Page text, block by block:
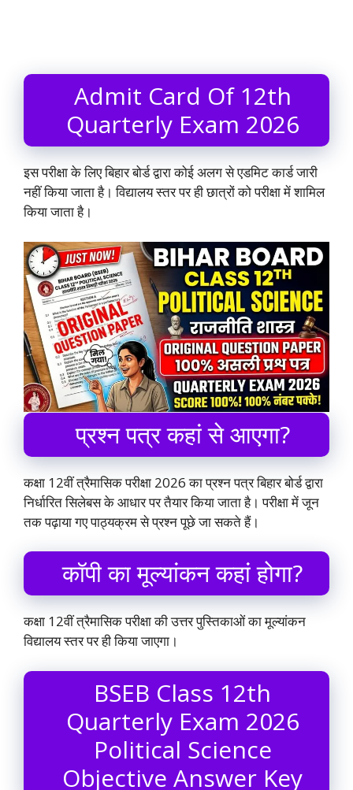
Admit Card Of 12th
Quarterly Exam 2026
इस परीक्षा के लिए बिहार बोर्ड द्वारा कोई अलग से एडमिट कार्ड जारी
नहीं किया जाता है। विद्यालय स्तर पर ही छात्रों को परीक्षा में शामिल
किया जाता है।
प्रश्न पत्र कहां से आएगा?
कक्षा 12वीं त्रैमासिक परीक्षा 2026 का प्रश्न पत्र बिहार बोर्ड द्वारा
निर्धारित सिलेबस के आधार पर तैयार किया जाता है। परीक्षा में जून
तक पढ़ाया गए पाठ्यक्रम से प्रश्न पूछे जा सकते हैं।
कॉपी का मूल्यांकन कहां होगा?
कक्षा 12वीं त्रैमासिक परीक्षा की उत्तर पुस्तिकाओं का मूल्यांकन
विद्यालय स्तर पर ही किया जाएगा।
BSEB Class 12th
Quarterly Exam 2026
Political Science
Objective Answer Key